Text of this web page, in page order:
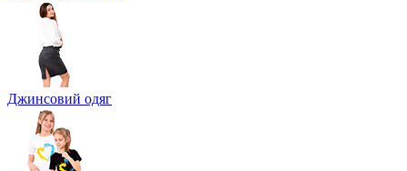
Джинсовий одяг